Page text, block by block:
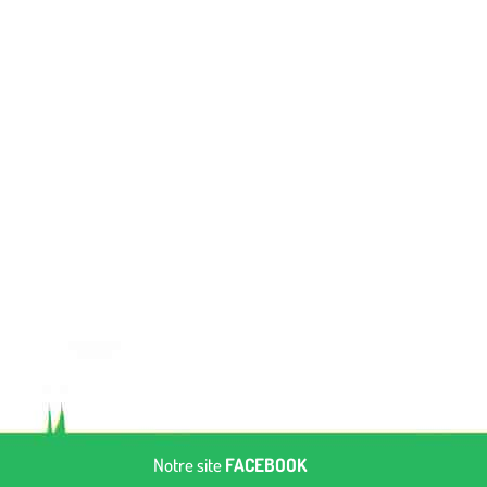
Notre siteFACEBOOK